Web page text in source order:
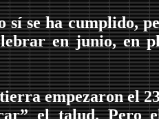
sí se ha cumplido,
en junio, en
empezaron el
el talud. Pero